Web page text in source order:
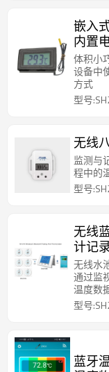
嵌入
内置
体积小
设备中
方式
型号
无线
监测与
程中的
型号
无线
计记
水温
无线水
通过监
温度数
型号
蓝牙